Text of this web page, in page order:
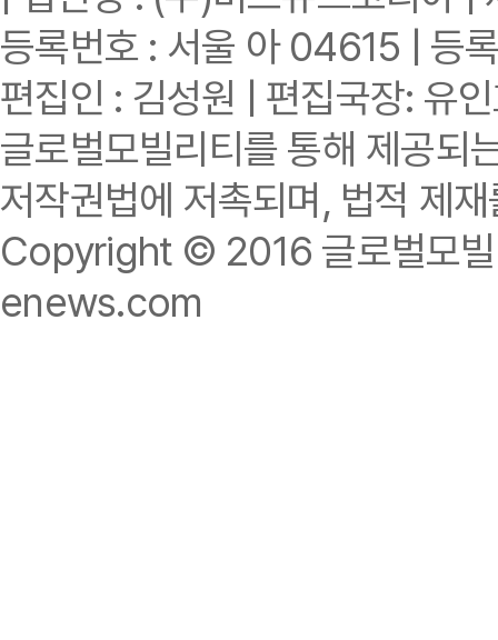
등록번호 : 서울 아 04615 | 등
편집인 : 김성원 | 편집국장: 유
글로벌모빌리티를 통해 제공되
저작권법에 저촉되며, 법적 제
Copyright © 2016 글로벌모
enews.com